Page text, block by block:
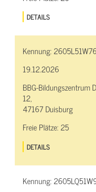
DETAILS
Kennung:2605L51W76
19.12.2026
BBG-Bildungszentrum
12,
47167 Duisburg
Freie Plätze:25
DETAILS
Kennung: